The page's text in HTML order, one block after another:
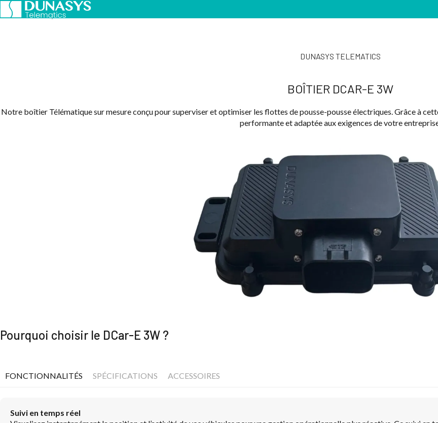
Accueil Dunasys Telematics
DUNASYS TELEMATICS
BOÎTIER DCAR-E 3W
Notre boîtier Télématique sur mesure conçu pour superviser et optimiser les flottes de pousse-pousse électriques. Grâce à
performante et adaptée aux exigences de votre
Pourquoi choisir le DCar-E 3W ?
FONCTIONNALITÉS SPÉCIFICATIONS ACCESSOIRES
Suivi en temps réel